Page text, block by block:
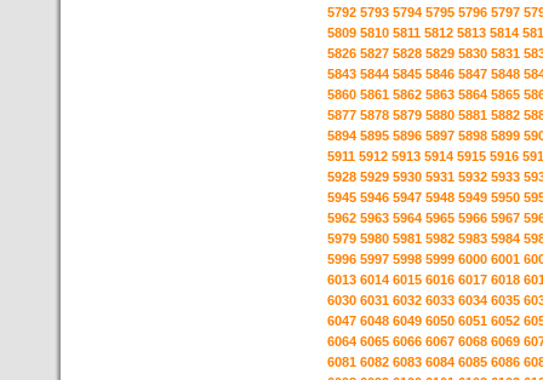
5792 5793 5794 5795 5796 5797
5809 5810 5811 5812 5813 5814
5826 5827 5828 5829 5830 5831
5843 5844 5845 5846 5847 5848
5860 5861 5862 5863 5864 5865
5877 5878 5879 5880 5881 5882
5894 5895 5896 5897 5898 5899
5911 5912 5913 5914 5915 5916
5928 5929 5930 5931 5932 5933
5945 5946 5947 5948 5949 5950
5962 5963 5964 5965 5966 5967
5979 5980 5981 5982 5983 5984
5996 5997 5998 5999 6000 6001
6013 6014 6015 6016 6017 6018
6030 6031 6032 6033 6034 6035
6047 6048 6049 6050 6051 6052
6064 6065 6066 6067 6068 6069
6081 6082 6083 6084 6085 6086